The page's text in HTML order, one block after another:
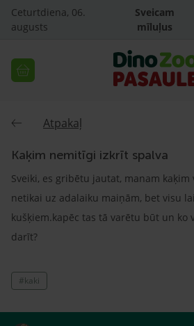
Ceturtdiena, 06.
augusts
Sveicam
mīluļus
Atpakaļ
Kaķim nemitīgi izkrīt spalva
Sveiki, es gribētu jautat, manam
netikai uz adalaiku maiņām, bet visu
kušķiem.kapēc tas tā varētu būt un ko
darīt?
#kaki